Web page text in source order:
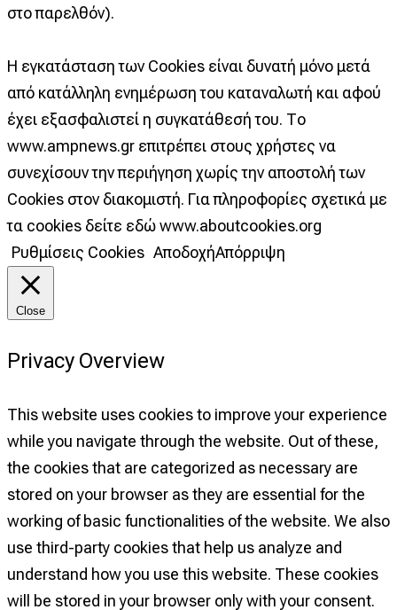
στο παρελθόν).
Η εγκατάσταση των Cookies είναι δυνατή μόνο μετά
από κατάλληλη ενημέρωση του καταναλωτή και αφού
έχει εξασφαλιστεί η συγκατάθεσή του. Το
www.ampnews.gr επιτρέπει στους χρήστες να
συνεχίσουν την περιήγηση χωρίς την αποστολή των
Cookies στον διακομιστή. Για πληροφορίες σχετικά με
τα cookies δείτε εδώ www.aboutcookies.org
Ρυθμίσεις Cookies ΑποδοχήΑπόρριψη
Close
Privacy Overview
This website uses cookies to improve your experience
while you navigate through the website. Out of these,
the cookies that are categorized as necessary are
stored on your browser as they are essential for the
working of basic functionalities of the website. We also
use third-party cookies that help us analyze and
understand how you use this website. These cookies
will be stored in your browser only with your consent.